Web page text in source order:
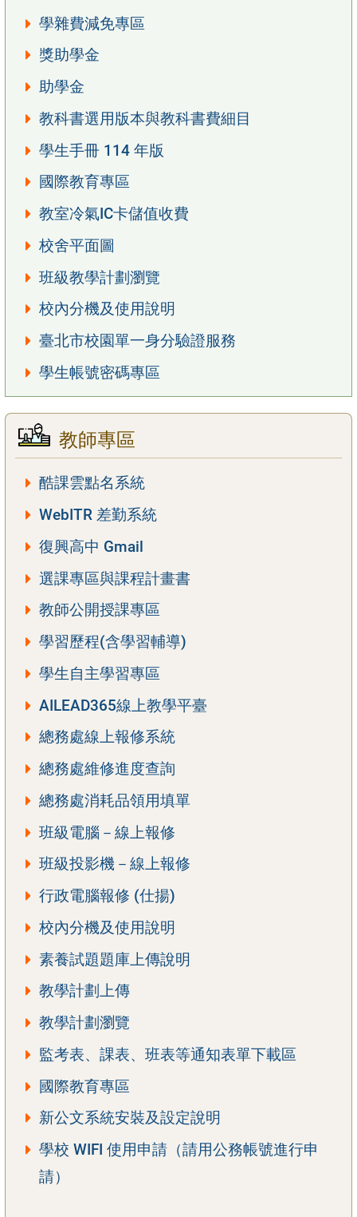
學雜費減免專區
獎助學金
助學金
教科書選用版本與教科書費細目
學生手冊 114 年版
國際教育專區
教室冷氣IC卡儲值收費
校舍平面圖
班級教學計劃瀏覽
校內分機及使用說明
臺北市校園單一身分驗證服務
學生帳號密碼專區
教師專區
酷課雲點名系統
WebITR 差勤系統
復興高中 Gmail
選課專區與課程計畫書
教師公開授課專區
學習歷程(含學習輔導)
學生自主學習專區
AILEAD365線上教學平臺
總務處線上報修系統
總務處維修進度查詢
總務處消耗品領用填單
班級電腦－線上報修
班級投影機－線上報修
行政電腦報修 (仕揚)
校內分機及使用說明
素養試題題庫上傳說明
教學計劃上傳
教學計劃瀏覽
監考表、課表、班表等通知表單下載區
國際教育專區
新公文系統安裝及設定說明
學校 WIFI 使用申請（請用公務帳號進行申
請）